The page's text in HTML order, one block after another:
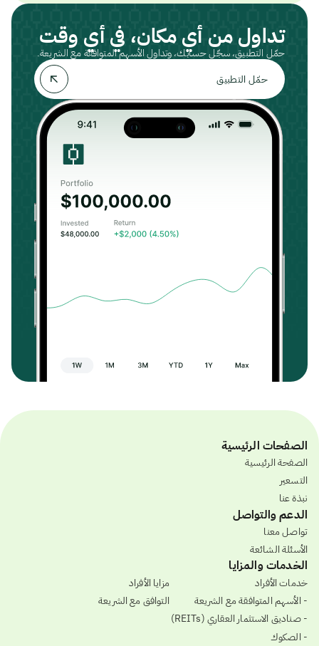
تداول من أي مكان، في أي وقت
حمّل التطبيق، سجّل حسابك، وتداول الأسهم المتوافقة مع الشريعة.
حمّل التطبيق
الصفحات الرئيسية
الصفحة الرئيسية
التسعير
نبذة عنا
الدعم والتواصل
تواصل معنا
الأسئلة الشائعة
الخدمات والمزايا
خدمات الأفراد
- الأسهم المتوافقة مع الشريعة
- صناديق الاستثمار العقاري (REITs)
- الصكوك
مزايا الأفراد
التوافق مع الشريعة